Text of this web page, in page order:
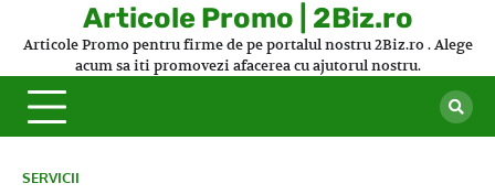
Articole Promo | 2Biz.ro
Articole Promo pentru firme de pe portalul nostru 2Biz.ro . Alege
acum sa iti promovezi afacerea cu ajutorul nostru.
SERVICII